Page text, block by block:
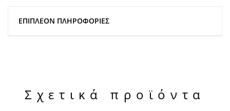
ΕΠΙΠΛΈΟΝ ΠΛΗΡΟΦΟΡΊΕΣ
Σχετικά προϊόντα